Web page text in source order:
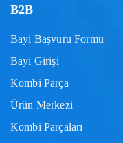
B2B
Bayi Başvuru Formu
Bayi Girişi
Kombi Parça
Ürün Merkezi
Kombi Parçaları